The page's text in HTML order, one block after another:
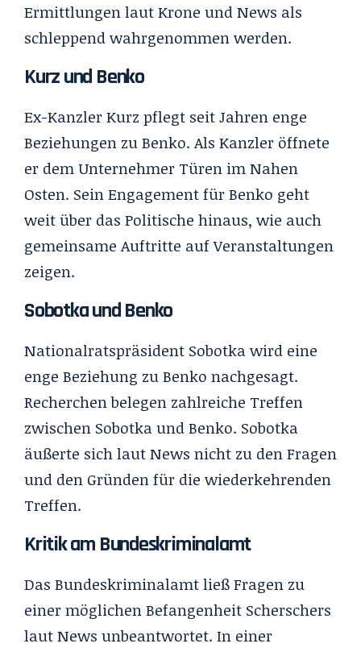
Ermittlungen laut Krone und News als
schleppend wahrgenommen werden.
Kurz und Benko
Ex-Kanzler Kurz pflegt seit Jahren enge
Beziehungen zu Benko. Als Kanzler öffnete
er dem Unternehmer Türen im Nahen
Osten. Sein Engagement für Benko geht
weit über das Politische hinaus, wie auch
gemeinsame Auftritte auf Veranstaltungen
zeigen.
Sobotka und Benko
Nationalratspräsident Sobotka wird eine
enge Beziehung zu Benko nachgesagt.
Recherchen belegen zahlreiche Treffen
zwischen Sobotka und Benko. Sobotka
äußerte sich laut News nicht zu den Fragen
und den Gründen für die wiederkehrenden
Treffen.
Kritik am Bundeskriminalamt
Das Bundeskriminalamt ließ Fragen zu
einer möglichen Befangenheit Scherschers
laut News unbeantwortet. In einer